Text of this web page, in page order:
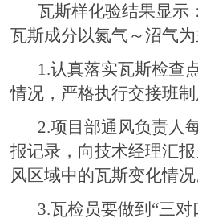
瓦斯样化验结果显示
瓦斯成分以氮气～沼气为
1.认真落实瓦斯检查
情况，严格执行交接班制
2.项目部通风负责人
报记录，向技术经理汇
风区域中的瓦斯变化情况
3.瓦检员要做到“三